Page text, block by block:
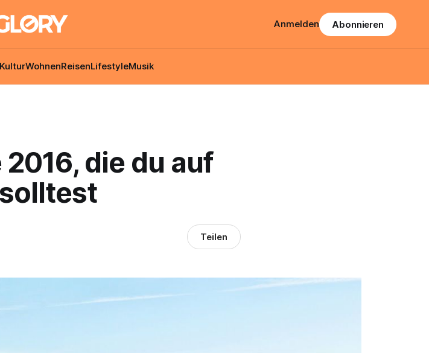
WohnenReisenLifestyleMusik
Anmelden Abonnieren
die du auf
Teilen